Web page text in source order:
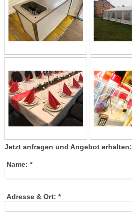
Jetzt anfragen und Angebot erhalten:
Name: *
Adresse & Ort: *